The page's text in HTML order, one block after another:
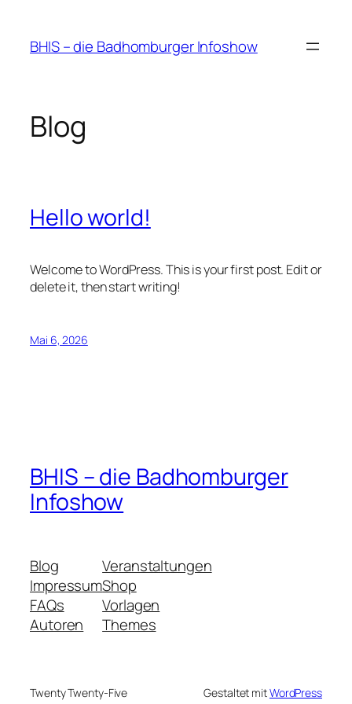
springen
BHIS – die Badhomburger Infoshow
Blog
Hello world!
Welcome to WordPress. This is your first post. Edit or
delete it, then start writing!
Mai 6, 2026
BHIS – die Badhomburger
Infoshow
Blog
Impressum
FAQs
Autoren
Veranstaltungen
Shop
Vorlagen
Themes
Twenty Twenty-Five Gestaltet mitWordPress